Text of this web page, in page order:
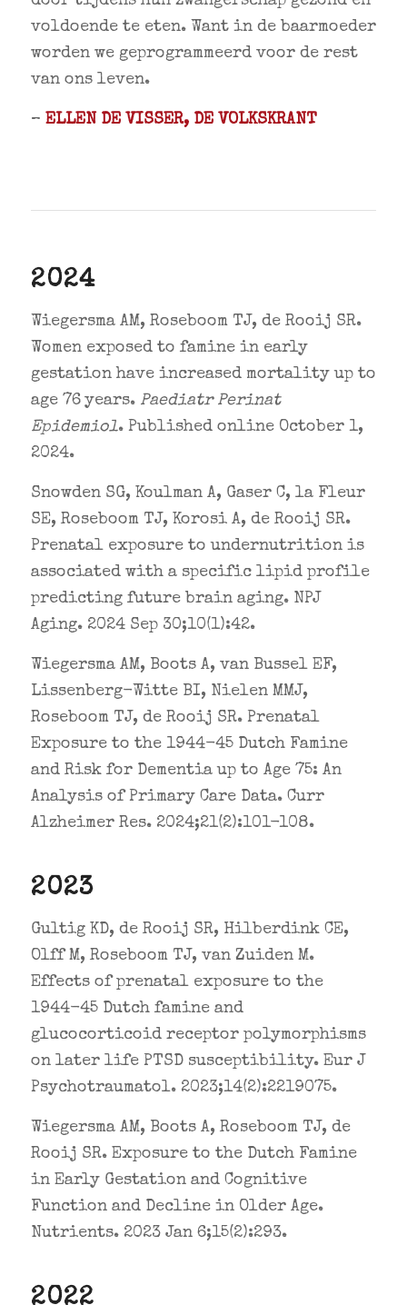
voldoende te eten. Want in de baarmoeder
worden we geprogrammeerd voor de rest
van ons leven.
– ELLEN DE VISSER, DE VOLKSKRANT
2024
Wiegersma AM, Roseboom TJ, de Rooij SR.
Women exposed to famine in early
gestation have increased mortality up to
age 76 years. Paediatr Perinat
Epidemiol. Published online October 1,
2024.
Snowden SG, Koulman A, Gaser C, la Fleur
SE, Roseboom TJ, Korosi A, de Rooij SR.
Prenatal exposure to undernutrition is
associated with a specific lipid profile
predicting future brain aging. NPJ
Aging. 2024 Sep 30;10(1):42.
Wiegersma AM, Boots A, van Bussel EF,
Lissenberg-Witte BI, Nielen MMJ,
Roseboom TJ, de Rooij SR. Prenatal
Exposure to the 1944-45 Dutch Famine
and Risk for Dementia up to Age 75: An
Analysis of Primary Care Data. Curr
Alzheimer Res. 2024;21(2):101-108.
2023
Gultig KD, de Rooij SR, Hilberdink CE,
Olff M, Roseboom TJ, van Zuiden M.
Effects of prenatal exposure to the
1944-45 Dutch famine and
glucocorticoid receptor polymorphisms
on later life PTSD susceptibility. Eur J
Psychotraumatol. 2023;14(2):2219075.
Wiegersma AM, Boots A, Roseboom TJ, de
Rooij SR. Exposure to the Dutch Famine
in Early Gestation and Cognitive
Function and Decline in Older Age.
Nutrients. 2023 Jan 6;15(2):293.
2022